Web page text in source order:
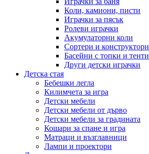
Коли, камиони, писти
Играчки за пясък
Ролеви играчки
Акумулаторни коли
Сортери и конструктори
Басейни с топки и тенти
Други детски играчки
Детска стая
Бебешки легла
Килимчета за игра
Детски мебели
Детски мебели от дърво
Детски мебели за градината
Кошари за спане и игра
Матраци и възглавници
Лампи и проектори